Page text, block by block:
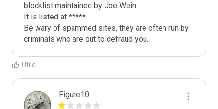
blocklist maintained by Joe Wein.
It is listed at *****
Be wary of spammed sites, they are often run by
criminals who are out to defraud you.
Utile
Figure10